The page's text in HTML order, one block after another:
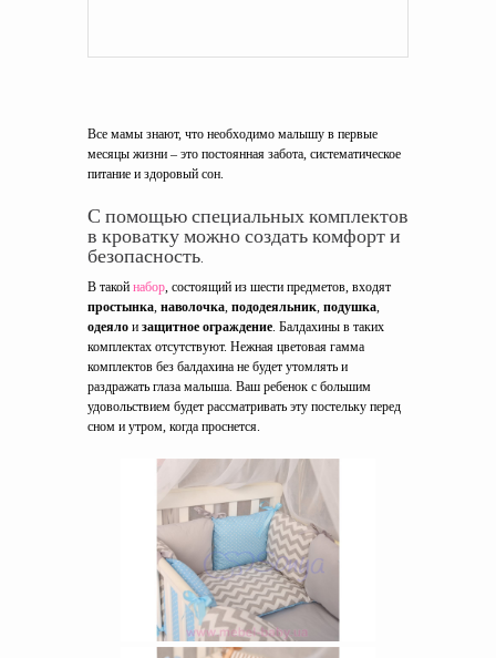
Все мамы знают, что необходимо малышу в первые
месяцы жизни – это постоянная забота, систематическое
питание и здоровый сон.
С помощью специальных комплектов
в кроватку можно создать комфорт и
безопасность.
В такой набор, состоящий из шести предметов, входят
простынка, наволочка, пододеяльник, подушка,
одеяло и защитное ограждение. Балдахины в таких
комплектах отсутствуют. Нежная цветовая гамма
комплектов без балдахина не будет утомлять и
раздражать глаза малыша. Ваш ребенок с большим
удовольствием будет рассматривать эту постельку перед
сном и утром, когда проснется.